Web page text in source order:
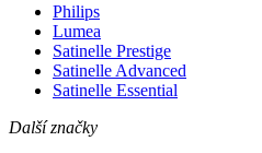
Philips
Lumea
Satinelle Prestige
Satinelle Advanced
Satinelle Essential
Další značky